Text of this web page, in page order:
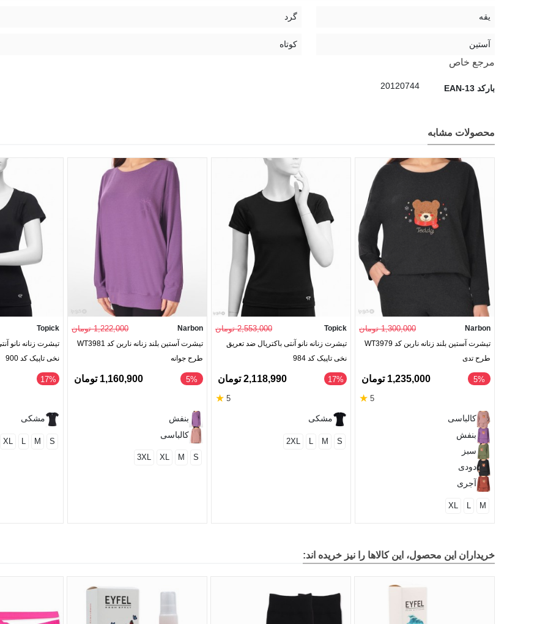
یقه گرد
آستین کوتاه
مرجع خاص
بارکد EAN-13 20120744
محصولات مشابه
Narbon 1,300,000 تومان
تیشرت آستین بلند زنانه ناربن کد WT3979
طرح تدی
‎5% 1,235,000 تومان
5
★
کالباسی
بنفش
سبز
دودی
آجری
M
XL
Topick 2,553,000 تومان
تیشرت زنانه نانو آنتی باکتریال ضد تعریق
نخی تاپیک کد 984
‎17% 2,118,990 تومان
5
★
مشکی
S
M
L
2XL
Narbon 1,222,000 تومان
تیشرت آستین بلند زنانه ناربن کد WT3981
طرح جوانه
‎5% 1,160,900 تومان
بنفش
کالباسی
S
M
XL
3XL
Topick
تیشرت زنانه نانو
نخی تاپیک کد 900
‎17%
مشکی
S
M
L
XL
خریداران این محصول، این کالاها را نیز خریده اند: